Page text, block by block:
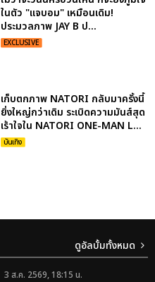
ในตัว "แจบอม" เหมือนเดิม!
ประมวลภาพ JAY B ป...
EXCLUSIVE
เก็บตกภาพ NATORI กลับมาครั้งนี้
ยิ่งใหญ่กว่าเดิม ระเบิดความมันส์สุด
เร้าใจใน NATORI ONE-MAN L...
บันเทิง
ดูอัลบั้มทั้งหมด
3 ส.ค. 2569, 18:15 น.